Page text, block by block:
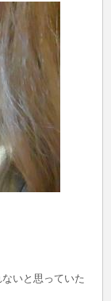
いと思っていた